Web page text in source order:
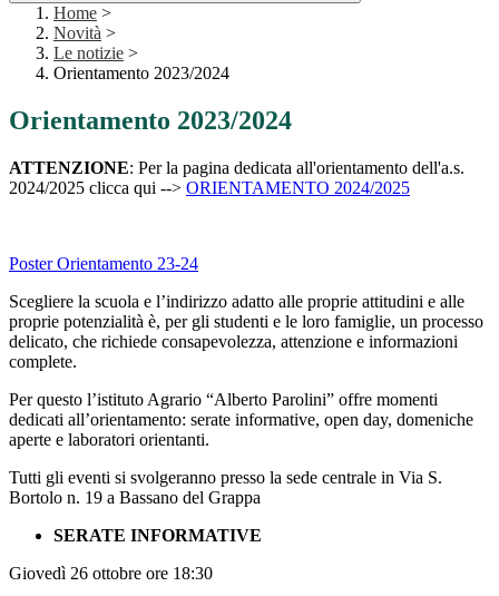
Home >
Novità >
Le notizie >
Orientamento 2023/2024
Orientamento 2023/2024
ATTENZIONE: Per la pagina dedicata all'orientamento dell'a.s.
2024/2025 clicca qui --> ORIENTAMENTO 2024/2025
Poster Orientamento 23-24
Scegliere la scuola e l’indirizzo adatto alle proprie attitudini e alle
proprie potenzialità è, per gli studenti e le loro famiglie, un processo
delicato, che richiede consapevolezza, attenzione e informazioni
complete.
Per questo l’istituto Agrario “Alberto Parolini” offre momenti
dedicati all’orientamento: serate informative, open day, domeniche
aperte e laboratori orientanti.
Tutti gli eventi si svolgeranno presso la sede centrale in Via S.
Bortolo n. 19 a Bassano del Grappa
SERATE INFORMATIVE
Giovedì 26 ottobre ore 18:30